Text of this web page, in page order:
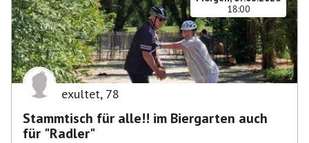
18:00
exultet, 78
Stammtisch für alle!! im Biergarten auch
für "Radler"